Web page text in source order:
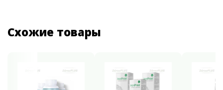
Схожие товары